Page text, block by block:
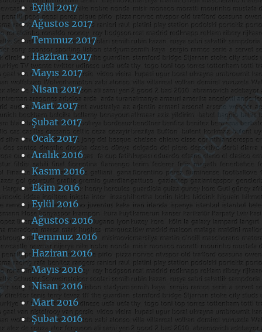
Eylül 2017
Ağustos 2017
Temmuz 2017
Haziran 2017
Mayıs 2017
Nisan 2017
Mart 2017
Şubat 2017
Ocak 2017
Aralık 2016
Kasım 2016
Ekim 2016
Eylül 2016
Ağustos 2016
Temmuz 2016
Haziran 2016
Mayıs 2016
Nisan 2016
Mart 2016
Şubat 2016